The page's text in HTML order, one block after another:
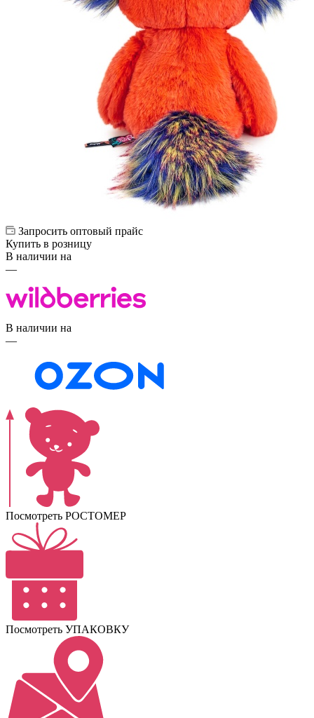
Запросить оптовый прайс
Купить в розницу
В наличии на
—
В наличии на
—
Посмотреть РОСТОМЕР
Посмотреть УПАКОВКУ